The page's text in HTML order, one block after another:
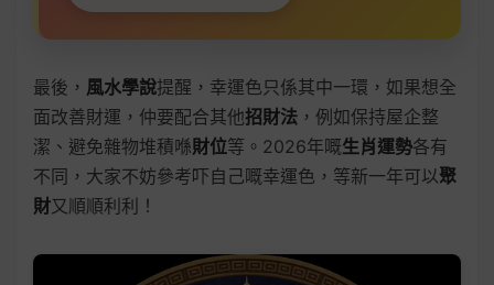
最後， 風水學說提醒，幸運色只係其中一環，如果想全
面改善財運，仲要配合其他招財法 ，例如保持屋企整
潔、避免雜物堆積喺財位等。2026年嘅生肖運勢各有
不同，大家不妨參考吓自己嘅幸運色，等新一年可以聚
財又順順利利！